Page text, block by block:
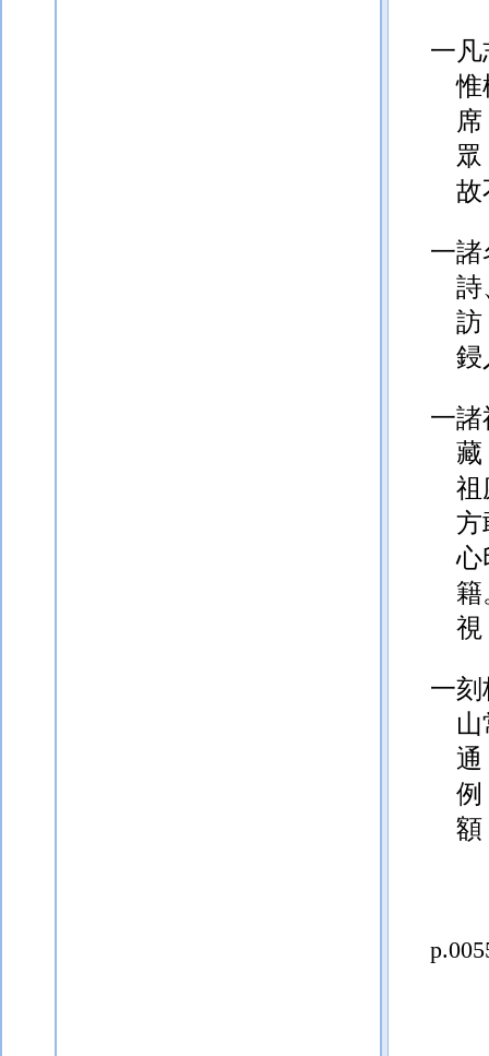
一
惟
故
一
詩
訪
鋟
一
藏
祖
方
心
籍
視
一
通
例
額